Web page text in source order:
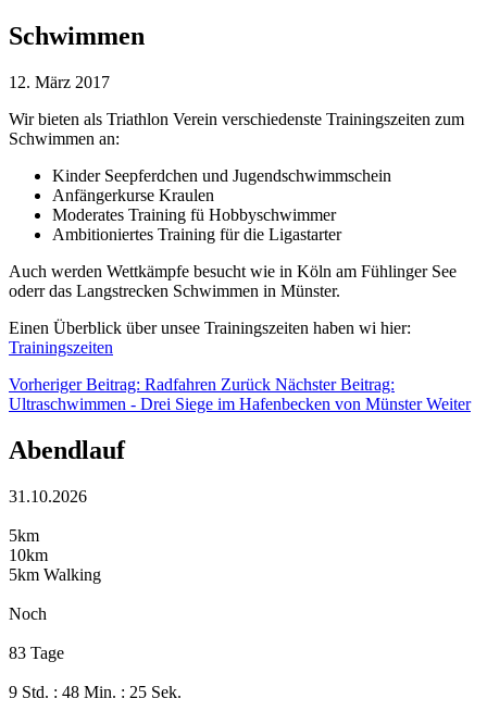
Schwimmen
12. März 2017
Wir bieten als Triathlon Verein verschiedenste Trainingszeiten zum
Schwimmen an:
Kinder Seepferdchen und Jugendschwimmschein
Anfängerkurse Kraulen
Moderates Training fü Hobbyschwimmer
Ambitioniertes Training für die Ligastarter
Auch werden Wettkämpfe besucht wie in Köln am Fühlinger See
oderr das Langstrecken Schwimmen in Münster.
Einen Überblick über unsee Trainingszeiten haben wi hier:
Trainingszeiten
Vorheriger Beitrag: Radfahren Zurück Nächster Beitrag:
Ultraschwimmen - Drei Siege im Hafenbecken von MünsterWeiter
Abendlauf
31.10.2026
5km
10km
5km Walking
Noch
83 Tage
9 Std. : 48 Min. : 25 Sek.